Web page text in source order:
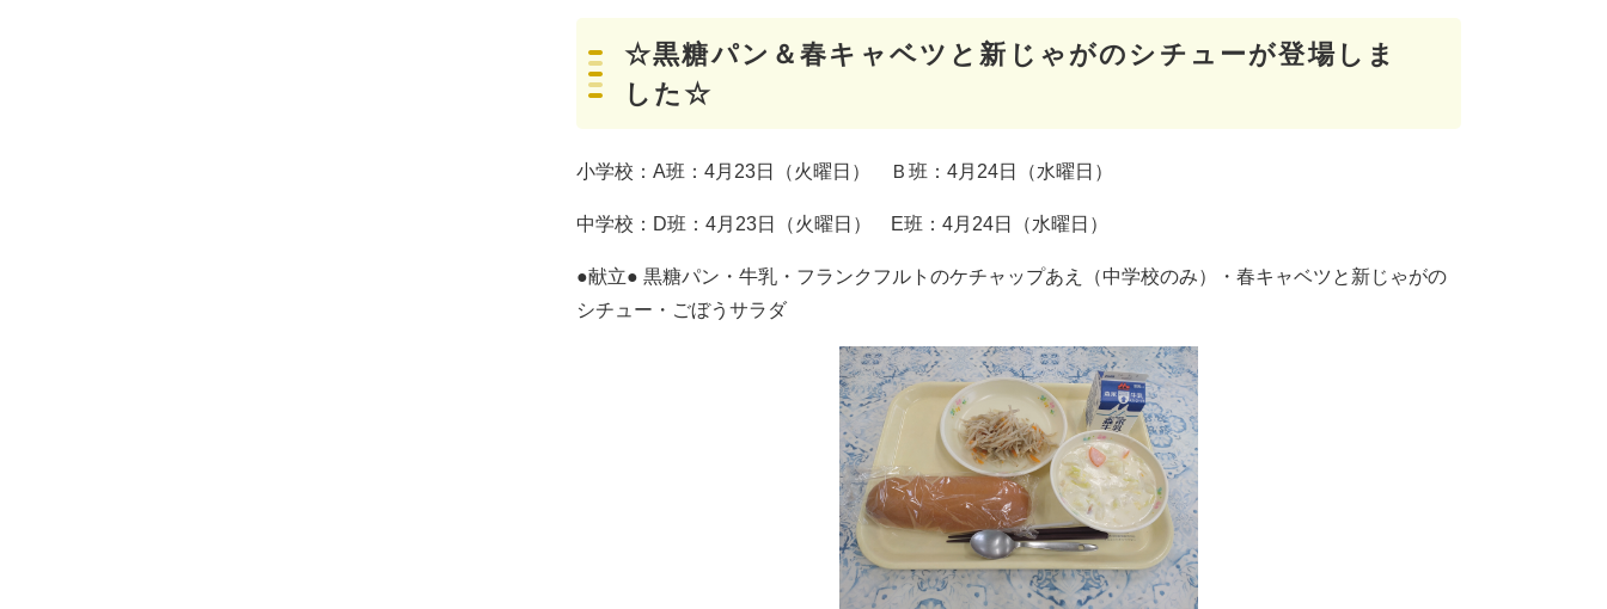
☆黒糖パン＆春キャベツと新じゃがのシチューが登場しま
した☆
小学校：A班：4月23日（火曜日） Ｂ班：4月24日（水曜日）
中学校：D班：4月23日（火曜日） E班：4月24日（水曜日）
●献立● 黒糖パン・牛乳・フランクフルトのケチャップあえ（中学校のみ）・春キャベツと新じゃがの
シチュー・ごぼうサラダ